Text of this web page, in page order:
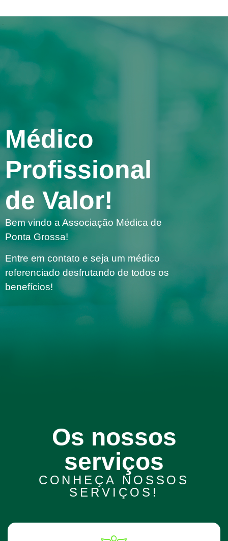
Médico
Profissional
de Valor!
Bem vindo a Associação Médica de
Ponta Grossa!
Entre em contato e seja um médico
referenciado desfrutando de todos os
benefícios!
Os nossos
serviços
CONHEÇA NOSSOS
SERVIÇOS!